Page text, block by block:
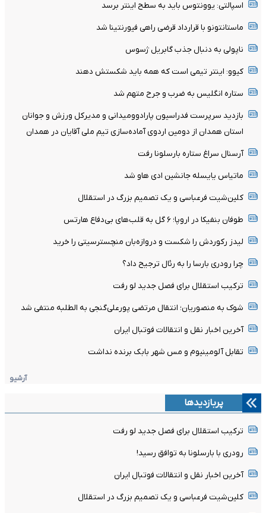
اسپالتی: یوونتوس باید به سطح اینتر برسد
ماستانتونو با قرارداد قرضی راهی فیورنتینا شد
ناپولی به دنبال جذب گابریل ژسوس
کیوو: اینتر تیمی است که همه باید شکستش دهند
ستاره انگلیس به ضرب و جرح متهم شد
بازدید سرپرست فدراسیون پارادوومیدانی و مدیرکل ورزش و جوانان
استان همدان از دومین اردوی آماده‌سازی تیم ملی آقایان در همدان
آرسنال سراغ ستاره بارسلونا رفت
ماتیاس یایسله جانشین ادی هاو شد
کلین‌شیت فرعباسی و یک تصمیم بزرگ در استقلال
طوفان بنفیکا در اروپا؛ ۶ گل به قلب‌های بی‌دفاع هارتس
لیدز رکوردش را شکست و دروازه‌بان منچسترسیتی را خرید
چرا رودری بارسا را به رئال ترجیح داد؟
ترکیب استقلال برای فصل جدید لو رفت
شوک به منصوریان؛ انتقال مرتضی پورعلی‌گنجی به الطلبه منتفی شد
آخرین اخبار نقل و انتقالات فوتبال ایران
تقابل آلومینیوم و مس شهر بابک برنده نداشت
آرشیو
پربازدیدها
ترکیب استقلال برای فصل جدید لو رفت
رودری با بارسلونا به توافق رسید!
آخرین اخبار نقل و انتقالات فوتبال ایران
کلین‌شیت فرعباسی و یک تصمیم بزرگ در استقلال